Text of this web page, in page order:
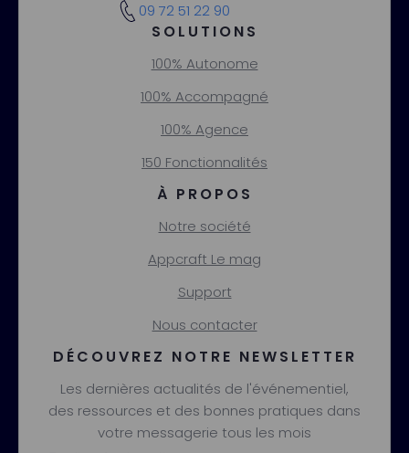
09 72 51 22 90
SOLUTIONS
100% Autonome
100% Accompagné
100% Agence
150 Fonctionnalités
À PROPOS
Notre société
Appcraft Le mag
Support
Nous contacter
DÉCOUVREZ NOTRE NEWSLETTER
Les dernières actualités de l'événementiel,
des ressources et des bonnes pratiques dans
votre messagerie tous les mois